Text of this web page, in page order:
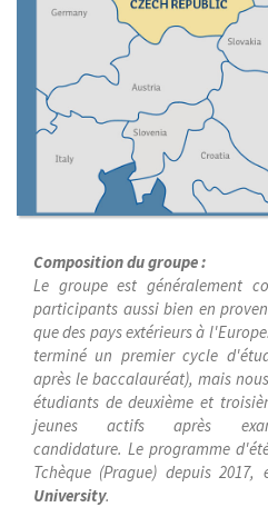
Composition du groupe :
Le groupe est généralement
participants aussi bien en
que des pays extérieurs à
terminé un premier cycle
après le baccalauréat), mais
étudiants de deuxième et
jeunes actifs après
candidature. Le programme
Tchèque (Prague) depuis
University.